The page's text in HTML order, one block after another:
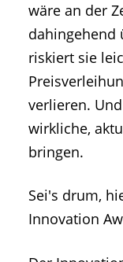
wäre an der
dahingehend
riskiert sie
verlieren.
wirkliche,
bringen.
Sei's drum,
Innovation